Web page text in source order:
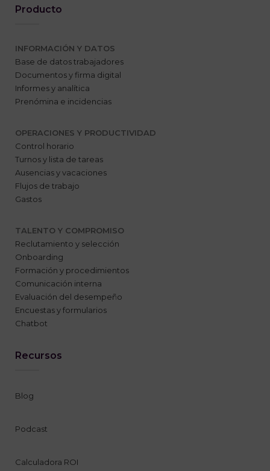
Producto
INFORMACIÓN Y DATOS
Base de datos trabajadores
Documentos y firma digital
Informes y analítica
Prenómina e incidencias
OPERACIONES Y PRODUCTIVIDAD
Control horario
Turnos y lista de tareas
Ausencias y vacaciones
Flujos de trabajo
Gastos
TALENTO Y COMPROMISO
Reclutamiento y selección
Onboarding
Formación y procedimientos
Comunicación interna
Evaluación del desempeño
Encuestas y formularios
Chatbot
Recursos
Blog
Podcast
Calculadora ROI